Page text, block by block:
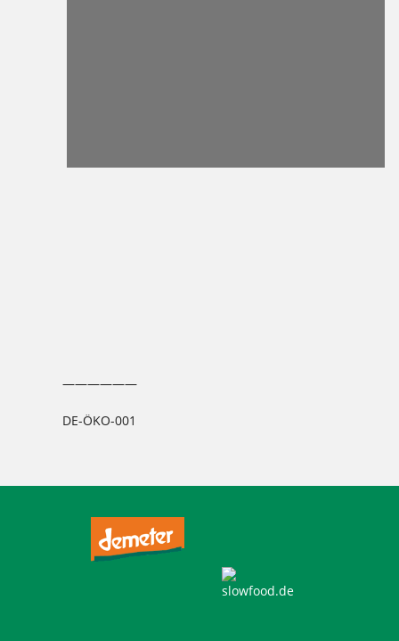
――――――
DE-ÖKO-001